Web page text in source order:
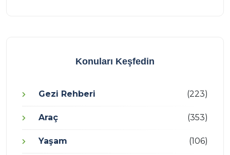
Konuları Keşfedin
Gezi Rehberi (223)
Araç (353)
Yaşam (106)